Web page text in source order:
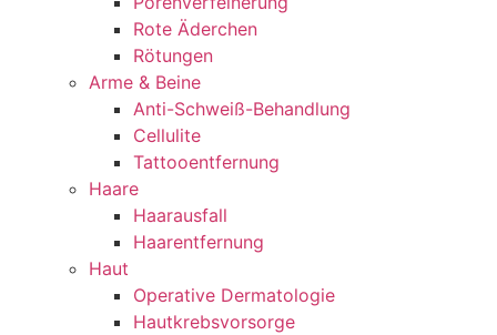
Rote Äderchen
Rötungen
Arme & Beine
Anti-Schweiß-Behandlung
Cellulite
Tattooentfernung
Haare
Haarausfall
Haarentfernung
Haut
Operative Dermatologie
Hautkrebsvorsorge